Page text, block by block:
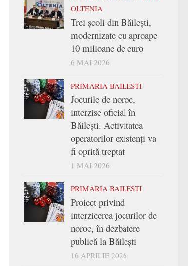
OLTENIA
Trei şcoli din Băileşti,
modernizate cu aproape
10 milioane de euro
6 MAI 2026
PRIMARIA BAILESTI
Jocurile de noroc,
interzise oficial în
Băilești. Activitatea
operatorilor existenți va
fi oprită treptat
1 MAI 2026
PRIMARIA BAILESTI
Proiect privind
interzicerea jocurilor de
noroc, în dezbatere
publică la Băilești
16 APRILIE 2026